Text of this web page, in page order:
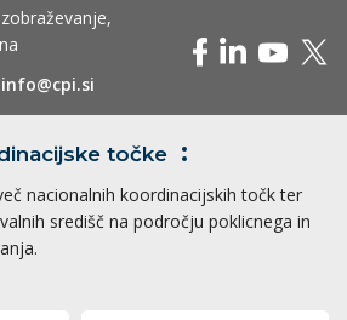
info@cpi.si
točke
nacionalnih koordinacijskih točk ter
središč na področju poklicnega in